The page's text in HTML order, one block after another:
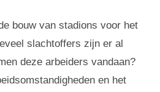
bouw van stadions voor het
slachtoffers zijn er al
deze arbeiders vandaan?
en het